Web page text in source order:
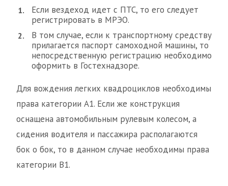
Если вездеход идет с ПТС, то его следует
регистрировать в МРЭО.
В том случае, если к транспортному средству
прилагается паспорт самоходной машины, то
непосредственную регистрацию необходимо
оформить в Гостехнадзоре.
Для вождения легких квадроциклов необходимы
права категории А1. Если же конструкция
оснащена автомобильным рулевым колесом, а
сидения водителя и пассажира располагаются
бок о бок, то в данном случае необходимы права
категории В1.